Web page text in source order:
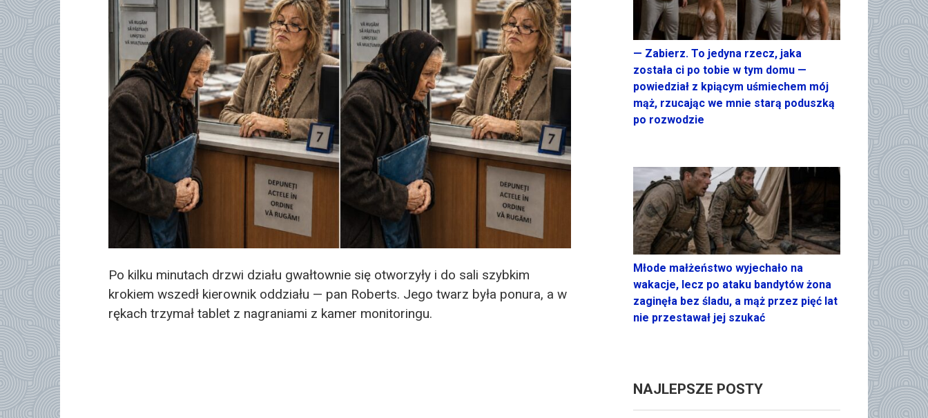
Po kilku minutach drzwi działu gwałtownie się otworzyły i do sali szybkim
krokiem wszedł kierownik oddziału — pan Roberts. Jego twarz była ponura, a w
rękach trzymał tablet z nagraniami z kamer monitoringu.
— Zabierz. To jedyna rzecz, jaka
została ci po tobie w tym domu —
powiedział z kpiącym uśmiechem mój
mąż, rzucając we mnie starą poduszką
po rozwodzie
Młode małżeństwo wyjechało na
wakacje, lecz po ataku bandytów żona
zaginęła bez śladu, a mąż przez pięć lat
nie przestawał jej szukać
NAJLEPSZE POSTY